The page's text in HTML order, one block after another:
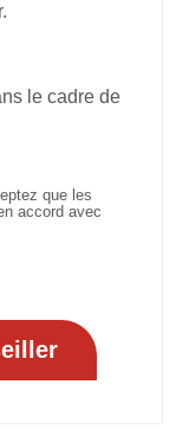
le cadre de
que les
accord avec